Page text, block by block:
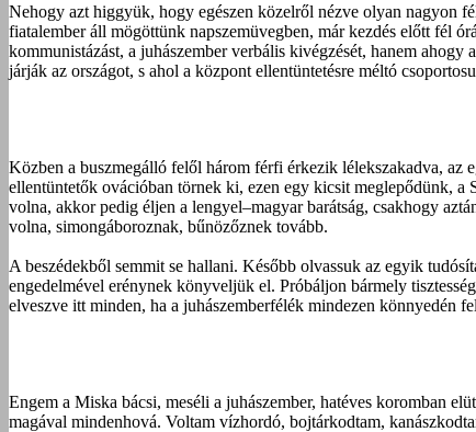
Nehogy azt higgyük, hogy egészen közelről nézve olyan nagyon
fiatalember áll mögöttünk napszemüvegben, már kezdés előtt fél
kommunistázást, a juhászember verbális kivégzését, hanem
járják az országot, s ahol a központ ellentüntetésre méltó
Közben a buszmegálló felől három férfi érkezik lélekszakadva, az
ellentüntetők ovációban törnek ki, ezen egy kicsit meglepődünk,
volna, akkor pedig éljen a lengyel–magyar barátság, csakhogy
volna, simongáboroznak, bűnözőznek tovább.
A beszédekből semmit se hallani. Később olvassuk az egyik
engedelmével erénynek könyveljük el. Próbáljon bármely
elveszve itt minden, ha a juhászemberfélék mindezen könnyedén
Engem a Miska bácsi, meséli a juhászember, hatéves koromban
magával mindenhová. Voltam vízhordó, bojtárkodtam,